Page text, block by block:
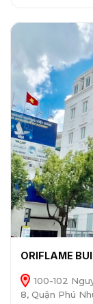
ORIFLAME
100-102
8, Quận Phú